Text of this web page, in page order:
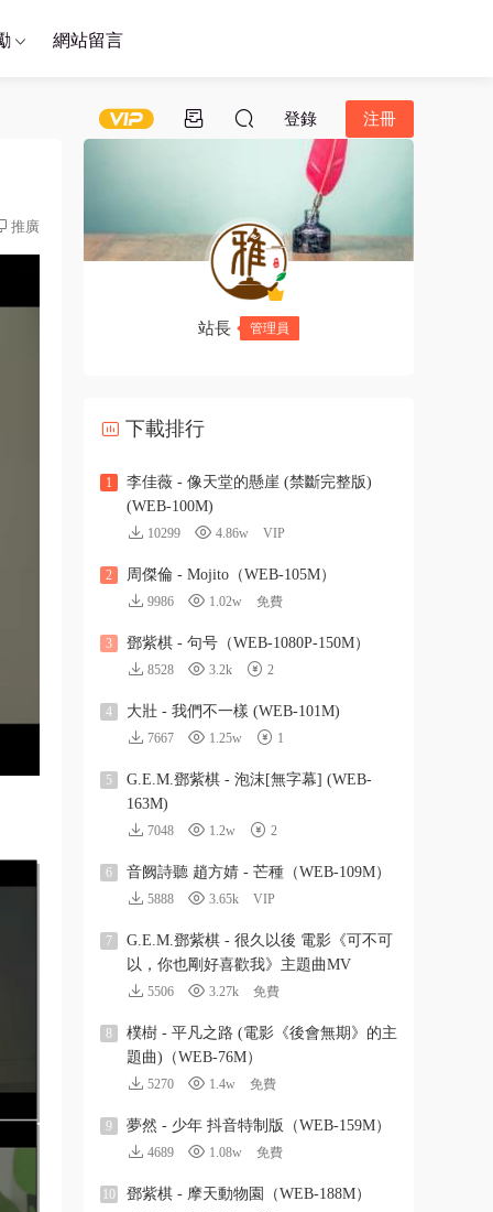
網站留言
登錄 注冊
推廣
站長 管理員
下載排行
1
李佳薇 - 像天堂的懸崖 (禁斷完整版)
(WEB-100M)
10299 4.86w VIP
2 周傑倫 - Mojito（WEB-105M）
9986 1.02w 免費
3 鄧紫棋 - 句号（WEB-1080P-150M）
8528 3.2k 2
4 大壯 - 我們不一樣 (WEB-101M)
7667 1.25w 1
5
G.E.M.鄧紫棋 - 泡沫[無字幕] (WEB-
163M)
7048 1.2w 2
6 音阙詩聽 趙方婧 - 芒種（WEB-109M）
5888 3.65k VIP
7
G.E.M.鄧紫棋 - 很久以後 電影《可不可
以，你也剛好喜歡我》主題曲MV
5506 3.27k 免費
8
樸樹 - 平凡之路 (電影《後會無期》的主
題曲)（WEB-76M）
5270 1.4w 免費
9 夢然 - 少年 抖音特制版（WEB-159M）
4689 1.08w 免費
10 鄧紫棋 - 摩天動物園（WEB-188M）